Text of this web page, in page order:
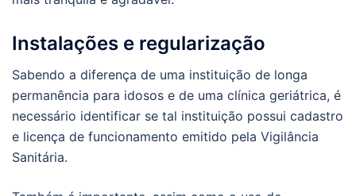
Instalações e regularização
Sabendo a diferença de uma instituição de longa
permanência para idosos e de uma clínica geriátrica, é
necessário identificar se tal instituição possui cadastro
e licença de funcionamento emitido pela Vigilância
Sanitária.